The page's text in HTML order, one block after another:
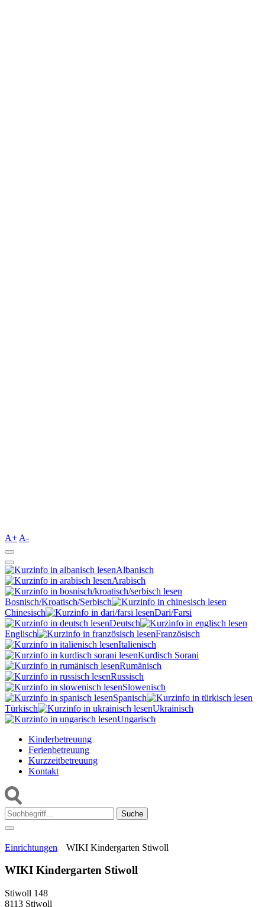
A+ A-
Albanisch
Arabisch
Bosnisch/Kroatisch/Serbisch
Chinesisch
Dari/Farsi
Deutsch
Englisch
Französisch
Italienisch
Kurdisch Sorani‎
Rumänisch
Russisch
Slowenisch
Spanisch
Türkisch
Ukrainisch
Ungarisch
Kinderbetreuung
Ferienbetreuung
Kurzzeitbetreuung
Kontakt
Suche:
Einrichtungen WIKI Kindergarten Stiwoll
WIKI Kindergarten Stiwoll
Stiwoll 148
8113 Stiwoll